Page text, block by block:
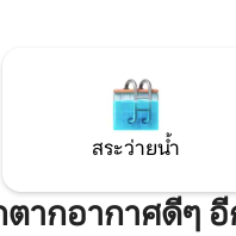
ของสไตล์แ
กาเอ็กซ์เพร
สระว่ายน้ำ
ากอากาศดีๆ อี